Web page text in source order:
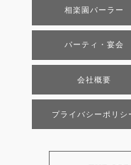
相楽園パーラー
パーティ・宴会
会社概要
プライバシーポリシ